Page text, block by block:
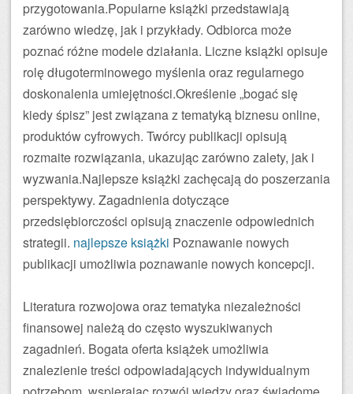
przygotowania.Popularne książki przedstawiają
zarówno wiedzę, jak i przykłady. Odbiorca może
poznać różne modele działania. Liczne książki opisuje
rolę długoterminowego myślenia oraz regularnego
doskonalenia umiejętności.Określenie „bogać się
kiedy śpisz” jest związana z tematyką biznesu online,
produktów cyfrowych. Twórcy publikacji opisują
rozmaite rozwiązania, ukazując zarówno zalety, jak i
wyzwania.Najlepsze książki zachęcają do poszerzania
perspektywy. Zagadnienia dotyczące
przedsiębiorczości opisują znaczenie odpowiednich
strategii. najlepsze książki Poznawanie nowych
publikacji umożliwia poznawanie nowych koncepcji.
Literatura rozwojowa oraz tematyka niezależności
finansowej należą do często wyszukiwanych
zagadnień. Bogata oferta książek umożliwia
znalezienie treści odpowiadających indywidualnym